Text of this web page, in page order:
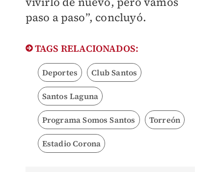
paso a paso”, concluyó.
TAGS RELACIONADOS:
Deportes Club Santos
Santos Laguna
Programa Somos Santos Torreón
Estadio Corona